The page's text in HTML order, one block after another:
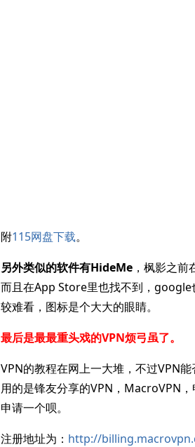
附115网盘下载。
另外类似的软件有HideMe ，枫影之
而且在App Store里也找不到，google
较难看，图标是个大大的眼睛。
最后是最最重头戏的VPN烦弓虽了。
VPN的教程在网上一大堆，不过VPN
用的是锋友分享的VPN，MacroVPN
申请一个呗。
注册地址为： http://